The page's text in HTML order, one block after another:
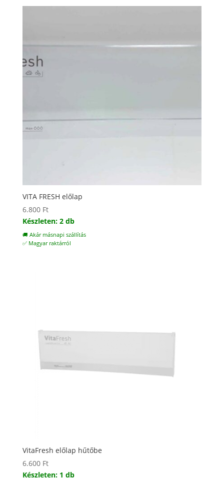
VITA FRESH előlap
6.800 Ft
Készleten: 2 db
🚚 Akár másnapi szállítás
✅ Magyar raktárról
VitaFresh előlap hűtőbe
6.600 Ft
Készleten: 1 db